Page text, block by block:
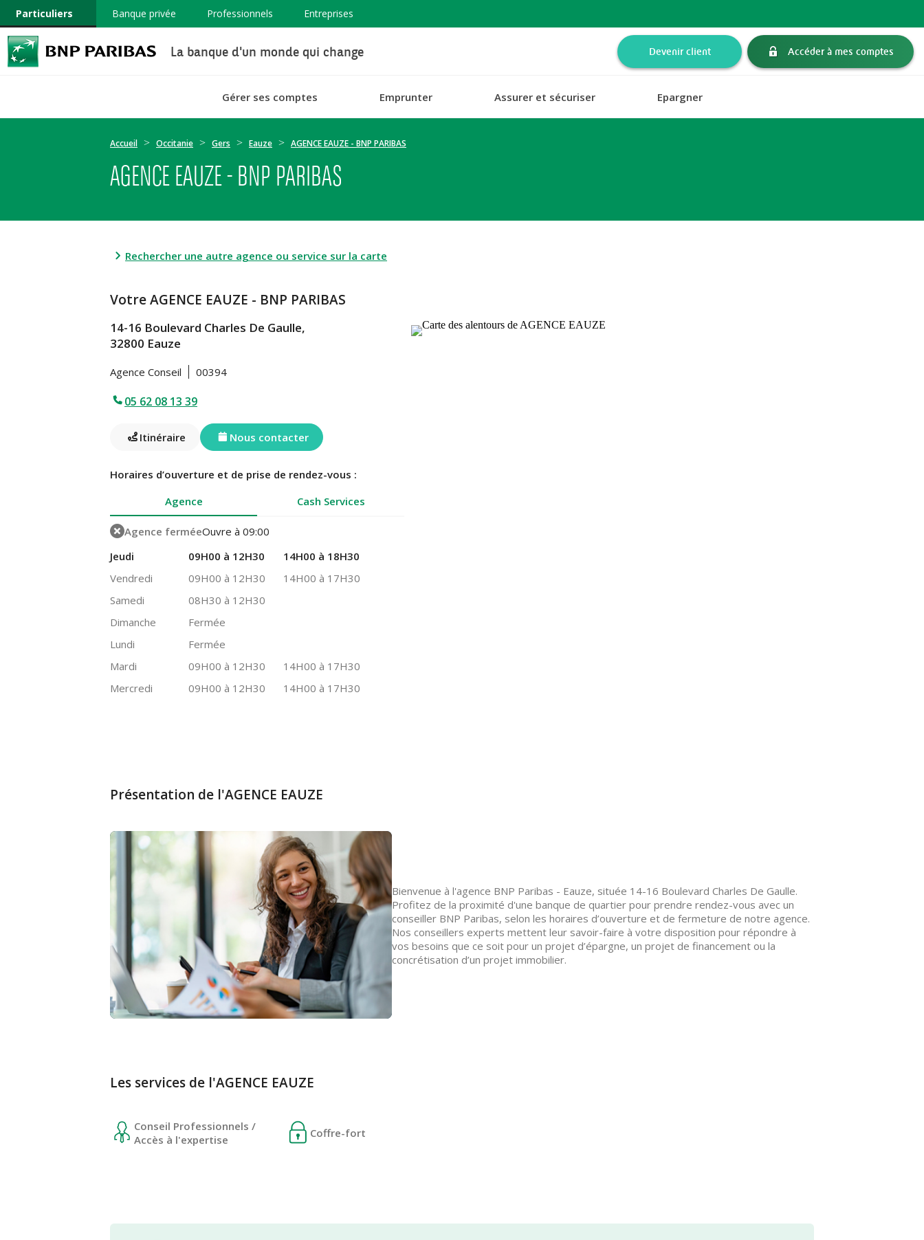
Particuliers Banque privée Professionnels Entreprises
La banque d'un monde qui change Devenir client Accéder à mes comptes
Gérer ses comptes Emprunter Assurer et sécuriser Epargner
Accueil Occitanie Gers Eauze AGENCE EAUZE - BNP PARIBAS
AGENCE EAUZE - BNP PARIBAS
Rechercher une autre agence ou service sur la carte
Votre AGENCE EAUZE - BNP PARIBAS
14-16 Boulevard Charles De Gaulle,
32800 Eauze
Agence Conseil 00394
05 62 08 13 39
Itinéraire Nous contacter
Horaires d’ouverture et de prise de rendez-vous :
Agence
Cash Services
Agence ferméeOuvre à 09:00
Jeudi
09H00 à 12H30
14H00 à 18H30
Vendredi
09H00 à 12H30
14H00 à 17H30
Samedi
08H30 à 12H30
Dimanche
Fermée
Lundi
Fermée
Mardi
09H00 à 12H30
14H00 à 17H30
Mercredi
09H00 à 12H30 14H00 à 17H30
Présentation de l'AGENCE EAUZE
Bienvenue à l'agence BNP Paribas - Eauze, située 14-16 Boulevard Charles De Gaulle.
Profitez de la proximité d'une banque de quartier pour prendre rendez-vous avec un
conseiller BNP Paribas, selon les horaires d’ouverture et de fermeture de notre agence.
Nos conseillers experts mettent leur savoir-faire à votre disposition pour répondre à
vos besoins que ce soit pour un projet d’épargne, un projet de financement ou la
concrétisation d’un projet immobilier.
Les services de l'AGENCE EAUZE
Conseil Professionnels /
Accès à l'expertise
Coffre-fort